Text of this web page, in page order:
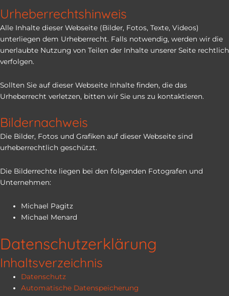
Urheberrechtshinweis
Alle Inhalte dieser Webseite (Bilder, Fotos, Texte, Videos)
unterliegen dem Urheberrecht. Falls notwendig, werden wir die
unerlaubte Nutzung von Teilen der Inhalte unserer Seite rechtlich
verfolgen.
Sollten Sie auf dieser Webseite Inhalte finden, die das
Urheberrecht verletzen, bitten wir Sie uns zu kontaktieren.
Bildernachweis
Die Bilder, Fotos und Grafiken auf dieser Webseite sind
urheberrechtlich geschützt.
Die Bilderrechte liegen bei den folgenden Fotografen und
Unternehmen:
Michael Pagitz
Michael Menard
Datenschutzerklärung
Inhaltsverzeichnis
Datenschutz
Automatische Datenspeicherung